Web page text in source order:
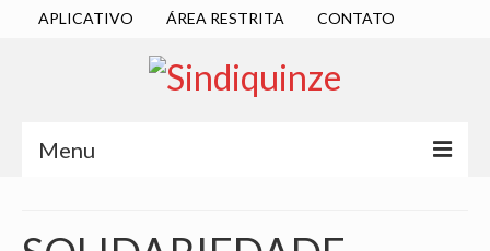
APLICATIVO ÁREA RESTRITA CONTATO
Menu